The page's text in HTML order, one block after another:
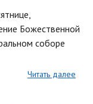
Божественной
соборе
Читать далее